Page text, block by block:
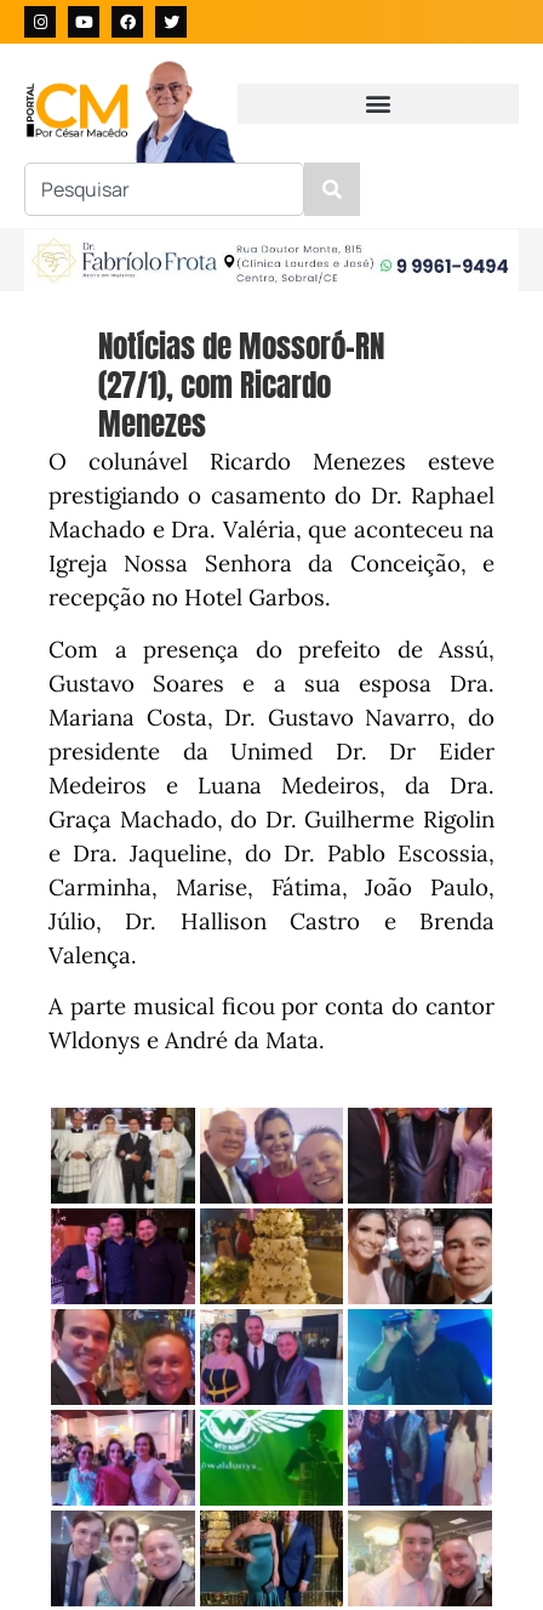
Notícias de Mossoró-RN
(27/1), com Ricardo
Menezes
O colunável Ricardo Menezes esteve
prestigiando o casamento do Dr. Raphael
Machado e Dra. Valéria, que aconteceu na
Igreja Nossa Senhora da Conceição, e
recepção no Hotel Garbos.
Com a presença do prefeito de Assú,
Gustavo Soares e a sua esposa Dra.
Mariana Costa, Dr. Gustavo Navarro, do
presidente da Unimed Dr. Dr Eider
Medeiros e Luana Medeiros, da Dra.
Graça Machado, do Dr. Guilherme Rigolin
e Dra. Jaqueline, do Dr. Pablo Escossia,
Carminha, Marise, Fátima, João Paulo,
Júlio, Dr. Hallison Castro e Brenda
Valença.
A parte musical ficou por conta do cantor
Wldonys e André da Mata.